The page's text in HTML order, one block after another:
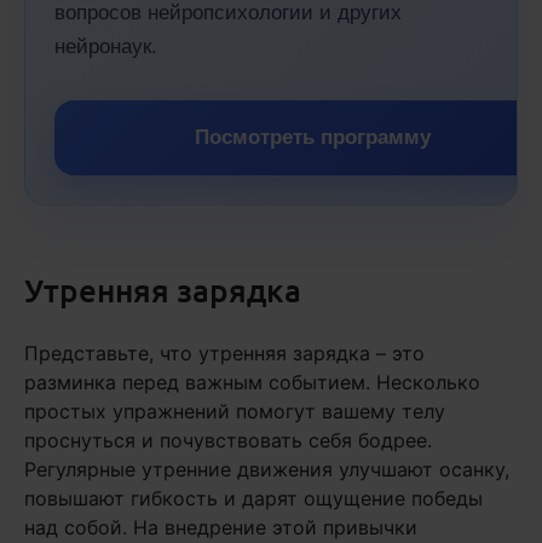
вопросов нейропсихологии и других
нейронаук.
Посмотреть программу
Утренняя зарядка
Представьте, что утренняя зарядка – это
разминка перед важным событием. Несколько
простых упражнений помогут вашему телу
проснуться и почувствовать себя бодрее.
Регулярные утренние движения улучшают осанку,
повышают гибкость и дарят ощущение победы
над собой. На внедрение этой привычки